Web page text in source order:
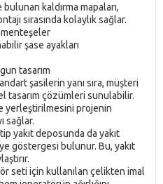
bulunan kaldırma mapaları,
sırasında kolaylık sağlar.
menteşeler
şase ayakları
tasarım
şasilerin yanı sıra, müşteri
çözümleri sunulabilir.
yerleştirilmesini projenin
sağlar.
yakıt deposunda da yakıt
göstergesi bulunur. Bu, yakıt
seti için kullanılan çelikten imal